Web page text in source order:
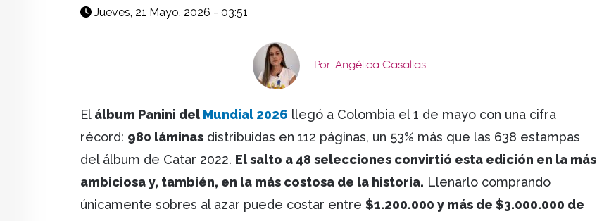
Jueves, 21 Mayo, 2026 - 03:51
Por: Angélica Casallas
El álbum Panini del Mundial 2026 llegó a Colombia el 1 de mayo con una cifra
récord: 980 láminas distribuidas en 112 páginas, un 53% más que las 638 estampas
del álbum de Catar 2022. El salto a 48 selecciones convirtió esta edición en la más
ambiciosa y, también, en la más costosa de la historia. Llenarlo comprando
únicamente sobres al azar puede costar entre $1.200.000 y más de $3.000.000 de